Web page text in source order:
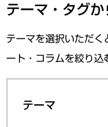
テーマ・タグ
テーマを選択いただ
ート・コラムを絞り込
テーマ